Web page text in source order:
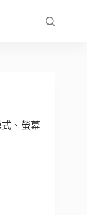
式、螢幕